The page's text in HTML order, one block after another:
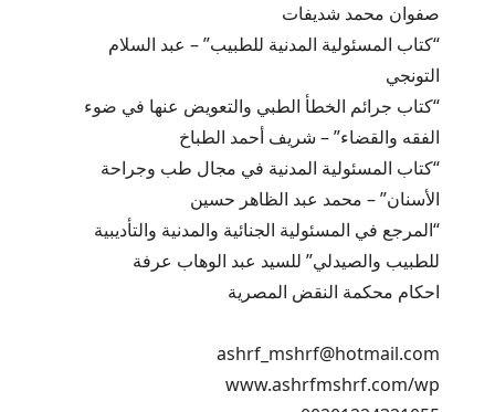
صفوان محمد شديفات
“كتاب المسئولية المدنية للطبيب” – عبد السلام
التونجي
“كتاب جرائم الخطأ الطبي والتعويض عنها في ضوء
الفقه والقضاء” – شريف أحمد الطباخ
“كتاب المسئولية المدنية في مجال طب وجراحة
الأسنان” – محمد عبد الظاهر حسين
“المرجع في المسئولية الجنائية والمدنية والتأديبية
للطبيب والصيدلي” للسيد عبد الوهاب عرفة
احكام محكمة النقض المصرية
ashrf_mshrf@hotmail.com
www.ashrfmshrf.com/wp